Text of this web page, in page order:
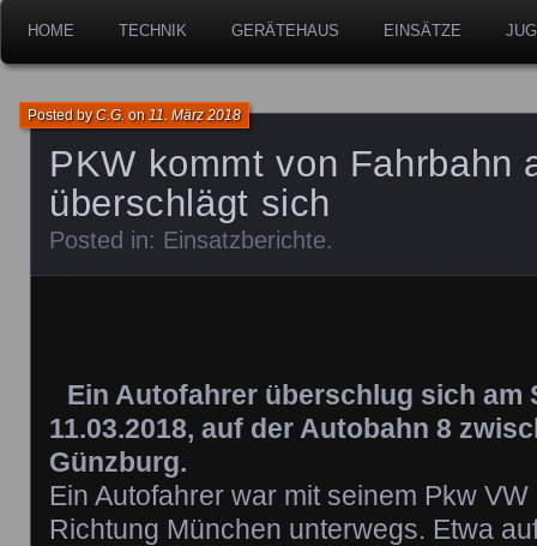
HOME TECHNIK GERÄTEHAUS EINSÄTZE
PKW kommt von Fahrbahn
überschlägt sich
Posted byC.G. on11. März 2018
Posted in: Einsatzberichte.
Ein Autofahrer überschlug sich am
11.03.2018, auf der Autobahn 8
Günzburg.
Ein Autofahrer war mit seinem Pkw
Richtung München unterwegs. Etwa